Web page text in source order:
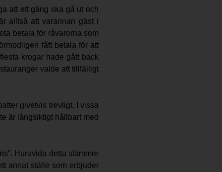
att ett gäng ska gå ut och
alltså att varannan gäst i
betala för råvarorna som
fått betala för att
krogar hade gått back
valde att tillfälligt
givetvis trevligt. I vissa
är långsiktigt hållbart med
Huruvida detta stämmer
annat ställe som erbjuder